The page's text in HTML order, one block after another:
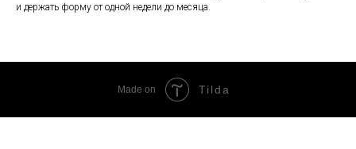
и держать форму от одной недели до месяца.
Made on Tilda